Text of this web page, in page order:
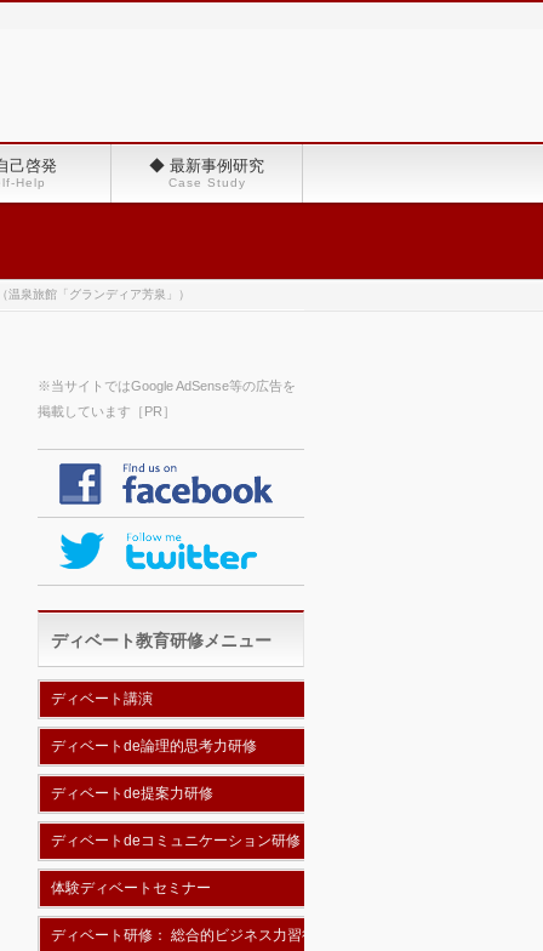
己啓発
Help
◆ 最新事例研究
Case Study
泉旅館「グランディア芳泉」）
※当サイトではGoogle AdSense等の広告を
掲載しています［PR］
ディベート教育研修メニュー
ディベート講演
ディベートde論理的思考力研修
ディベートde提案力研修
ディベートdeコミュニケーション研修
体験ディベートセミナー
ディベート研修： 総合的ビジネス力習得